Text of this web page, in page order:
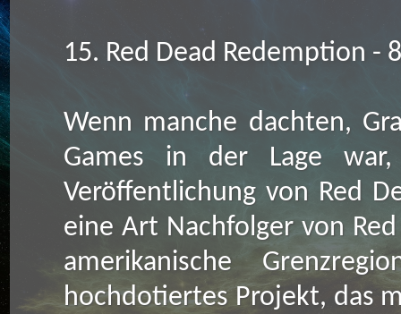
15. Red Dead Redemption -
Wenn manche dachten,
Games in der Lage
Veröffentlichung von Red
eine Art Nachfolger von
amerikanische
hochdotiertes Projekt, das